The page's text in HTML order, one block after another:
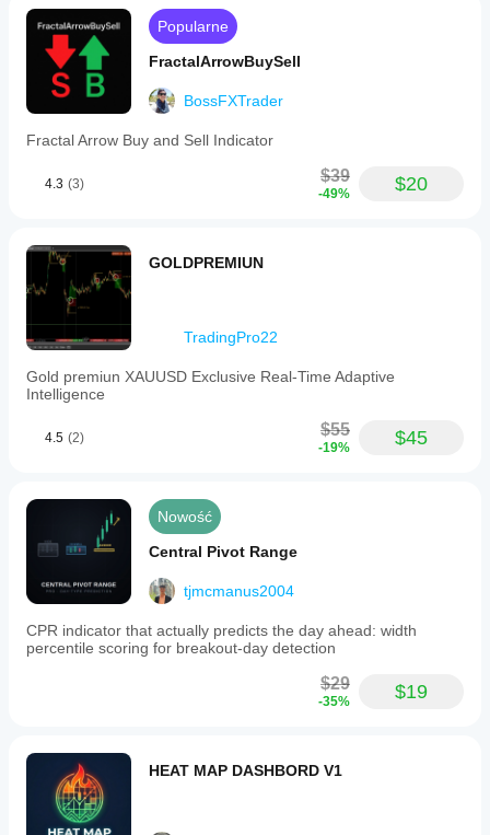
Crypto,
and
Stocks.
Profil wskaźnika
Popularne
FractalArrowBuySell
BossFXTrader
Fractal Arrow Buy and Sell Indicator
4.3 (3) $39
-49% $20
GOLDPREMIUN
TradingPro22
Gold premiun XAUUSD Exclusive Real-Time Adaptive
Intelligence
4.5 (2) $55
-19% $45
Nowość
Central Pivot Range
tjmcmanus2004
CPR indicator that actually predicts the day ahead: width
percentile scoring for breakout-day detection
$29
-35% $19
HEAT MAP DASHBORD V1